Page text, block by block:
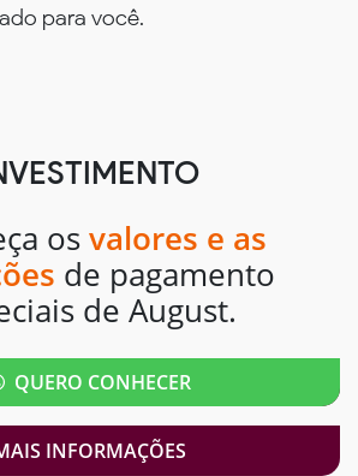
para você.
os valores e as
de pagamento
de August.
QUERO CONHECER
INFORMAÇÕES